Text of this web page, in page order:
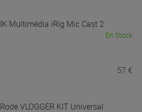
IK Multimédia iRig Mic Cast 2
En Stock
57 €
RodeVLOGGER KIT Universal